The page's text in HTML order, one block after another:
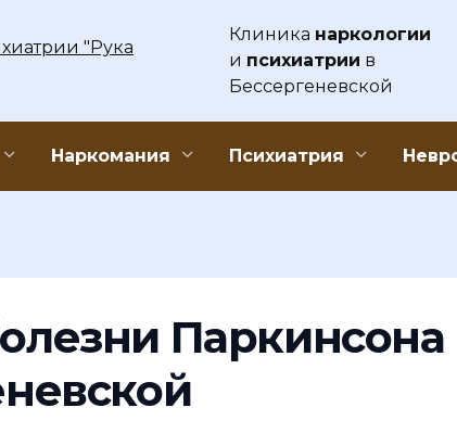
Клиника наркологии
и психиатрии в
Бессергеневской
Наркомания Психиатрия
Паркинсона